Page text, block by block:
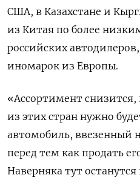
США, в Казахстане и
из Китая по более
российских
иномарок из Европы.
«Ассортимент снизится,
из этих стран нужно
автомобиль, ввезенный
перед тем как продать
Наверняка тут